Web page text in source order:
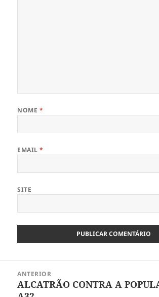
NOME *
EMAIL*
SITE
artigos
ANTERIOR
Artigo
ALCATRÃO CONTRA A